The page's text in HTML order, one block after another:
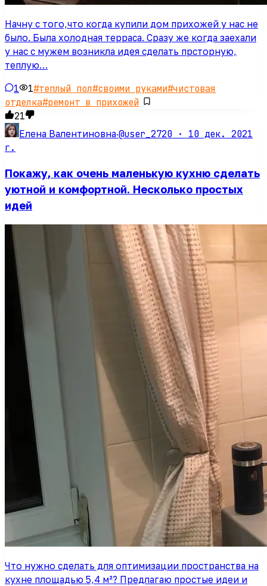
Начну с того,что когда купили дом прихожей у нас не
было. Была холодная терраса. Сразу же когда заехали
у нас с мужем возникла идея сделать прсторную,
теплую…
1 1#теплый пол#своими руками#чистовая
отделка#ремонт в прихожей
21
Елена Валентиновна·@user_2720 · 10 дек. 2021
г.
Покажу, как очень маленькую кухню сделать
уютной и комфортной. Несколько простых
идей
Что нужно сделать для оптимизации пространства на
кухне площадью 5,4 м²? Предлагаю простые идеи и